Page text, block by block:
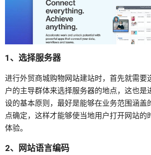
1、选择服务器
进行外贸商城购物网站建站时，首先就需要
户的主导群体来选择服务器的地点，这也是
设的基本原则，最好是能够在业务范围涵盖
点确定，这样才能够使当地用户打开网站的
体验。
2、网站语言编码